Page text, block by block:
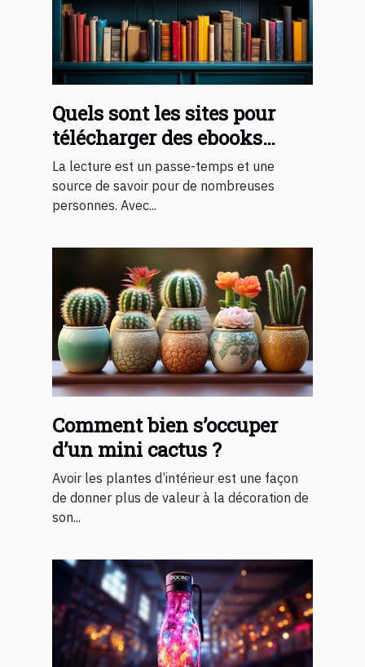
Quels sont les sites pour
télécharger des ebooks
gratuits 2023 ?
La lecture est un passe-temps et une
source de savoir pour de nombreuses
personnes. Avec...
Comment bien s’occuper
d’un mini cactus ?
Avoir les plantes d’intérieur est une façon
de donner plus de valeur à la décoration de
son...